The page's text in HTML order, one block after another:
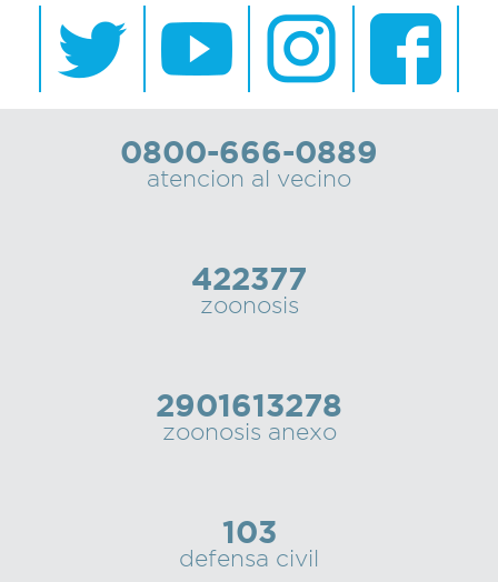
0800-666-0889
atencion al vecino
422377
zoonosis
2901613278
zoonosis anexo
103
defensa civil